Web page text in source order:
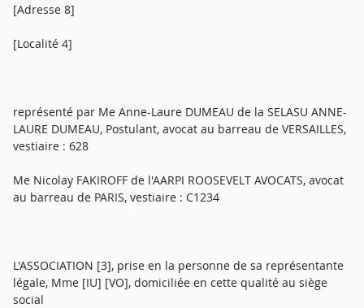
[Adresse 8]
[Localité 4]
représenté par Me Anne-Laure DUMEAU de la SELASU ANNE-
LAURE DUMEAU, Postulant, avocat au barreau de VERSAILLES,
vestiaire : 628
Me Nicolay FAKIROFF de l'AARPI ROOSEVELT AVOCATS, avocat
au barreau de PARIS, vestiaire : C1234
L'ASSOCIATION [3], prise en la personne de sa représentante
légale, Mme [IU] [VO], domiciliée en cette qualité au siège
social